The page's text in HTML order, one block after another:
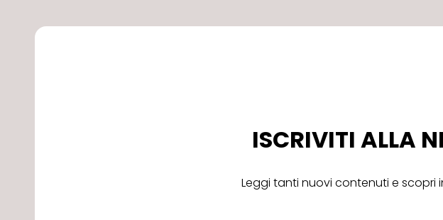
ISCRIVITI ALLA
Leggi tanti nuovi contenuti e scopri